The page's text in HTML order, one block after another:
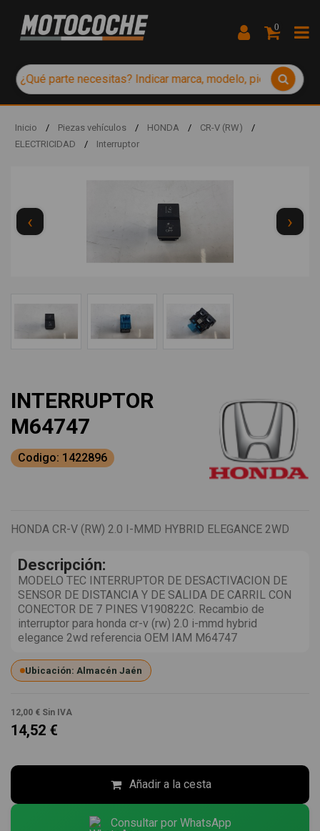
0
Inicio / Piezas vehículos / HONDA / CR-V (RW)
/
ELECTRICIDAD
/ Interruptor
‹ ›
INTERRUPTOR
M64747
Codigo: 1422896
HONDA CR-V (RW) 2.0 I-MMD HYBRID ELEGANCE 2WD
Descripción:
MODELO TEC INTERRUPTOR DE DESACTIVACION DE
SENSOR DE DISTANCIA Y DE SALIDA DE CARRIL CON
CONECTOR DE 7 PINES V190822C. Recambio de
interruptor para honda cr-v (rw) 2.0 i-mmd hybrid
elegance 2wd referencia OEM IAM M64747
Ubicación: Almacén Jaén
12,00 € Sin IVA
14,52 €
Añadir a la cesta
Consultar por WhatsApp